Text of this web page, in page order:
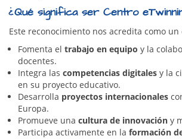
¿Qué significa ser Centro
Este reconocimiento nos acredita como
Fomenta el trabajo en equipo y la
docentes.
Integra las competencias digitales y la
en su proyecto educativo.
Desarrolla proyectos internacionales
Europa.
Promueve una cultura de innovación y
Participa activamente en la formación